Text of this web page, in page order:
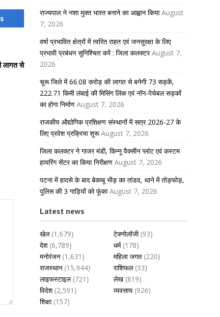
लागत से
राज्यपाल ने नशा मुक्त भारत बनाने का आह्वान किया August
7, 2026
वर्षा प्रभावित क्षेत्रों में त्वरित राहत एवं जनसुरक्षा के लिए
प्रभावी प्रबंधन सुनिश्चित करें : जिला कलक्टर August 7,
2026
चूरू जिले में 66.08 करोड़ की लागत से बनेगी 73 सड़कें,
222.71 किमी लंबाई की मिसिंग लिंक एवं नॉन-पेचेबल सड़कों
का होगा निर्माण August 7, 2026
राजकीय औद्योगिक प्रशिक्षण संस्थानों में सत्र 2026-27 के
लिए प्रवेश प्रक्रिया शुरू August 7, 2026
जिला कलक्टर ने गाजर मंडी, किन्नू वैक्सीन प्लांट एवं कस्टम
हायरिंग सेंटर का किया निरीक्षण August 7, 2026
पटना में हादसे के बाद बेकाबू भीड़ का तांडव, थाने में तोड़फोड़,
पुलिस की 3 गाड़ियों को फूंका August 7, 2026
Latest news
खेल(1,679) टेक्नोलॉजी(93)
देश(6,789) धर्म(178)
मनोरंजन (1,631) महिला जगत (220)
राजस्थान (15,944) राशिफल(33)
लाइफस्टाइल(721) लेख (819)
विदेश(2,591) व्यवसाय (926)
शिक्षा(157)